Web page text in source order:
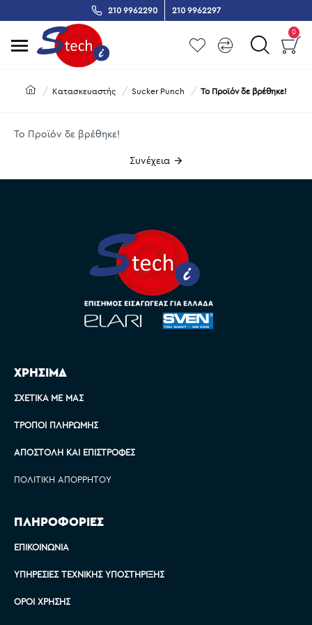
210 9962290 210 9962297
0
Κατασκευαστής Sucker Punch Το Προϊόν δε βρέθηκε!
Το Προϊόν δε βρέθηκε!
Συνέχεια
ΧΡΗΣΙΜΑ
ΣΧΕΤΙΚΆ ΜΕ ΜΑΣ
ΤΡΌΠΟΙ ΠΛΗΡΩΜΉΣ
ΑΠΟΣΤΟΛΉ ΚΑΙ ΕΠΙΣΤΡΟΦΈΣ
ΠΟΛΙΤΙΚΉ ΑΠΟΡΡΉΤΟΥ
ΠΛΗΡΟΦΟΡΙΕΣ
ΕΠΙΚΟΙΝΩΝΊΑ
ΥΠΗΡΕΣΊΕΣ ΤΕΧΝΙΚΉΣ ΥΠΟΣΤΉΡΙΞΗΣ
ΌΡΟΙ ΧΡΉΣΗΣ